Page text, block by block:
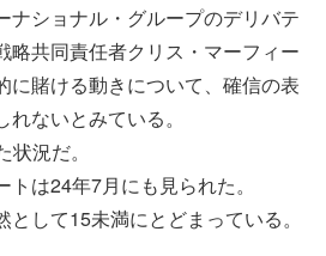
ショナル・グループのデリバテ
略共同責任者クリス・マーフィー
に賭ける動きについて、確信の表
ないとみている。
況だ。
は24年7月にも見られた。
して15未満にとどまっている。